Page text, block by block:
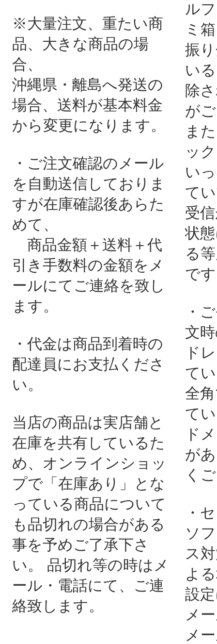
※大量注文、重たい商
品、大きな商品の場
合、
沖縄県・離島へ発送の
場合、送料が基本料金
から変更になります。
・ご注文確認のメール
を自動送信しておりま
すが在庫確認後あらた
めて、
商品金額＋送料＋代
引き手数料の金額をメ
ールにてご連絡を致し
ます。
・代金は商品到着時の
配達員にお支払くださ
い。
当店の商品は実店舗と
在庫を共有しているた
め、オンラインショッ
プで「在庫あり」とな
っている商品について
も品切れの場合がある
事を予めご了承下さ
い。 品切れ等の時はメ
ール・電話にて、ご連
絡致します。
ル
ミ
振
い
除
が
ま
ッ
い
て
受
状
る
で
・
文
ド
て
全
て
ド
が
く
・
ソ
ス
よ
設
メ
メ